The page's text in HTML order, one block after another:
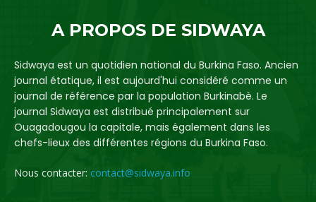
A PROPOS DE SIDWAYA
Sidwaya est un quotidien national du Burkina Faso. Ancien
journal étatique, il est aujourd'hui considéré comme un
journal de référence par la population Burkinabè. Le
journal Sidwaya est distribué principalement sur
Ouagadougou la capitale, mais également dans les
chefs-lieux des différentes régions du Burkina Faso.
Nous contacter: contact@sidwaya.info